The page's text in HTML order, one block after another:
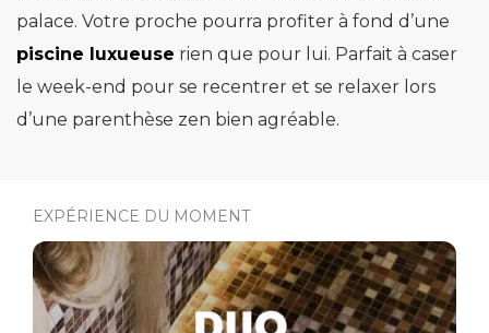
palace. Votre proche pourra profiter à fond d’une
piscine luxueuse rien que pour lui. Parfait à caser
le week-end pour se recentrer et se relaxer lors
d’une parenthèse zen bien agréable.
EXPÉRIENCE DU MOMENT